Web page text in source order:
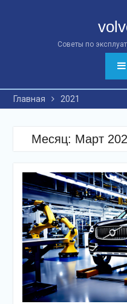
Советы по
Главная 2021
Месяц: Март